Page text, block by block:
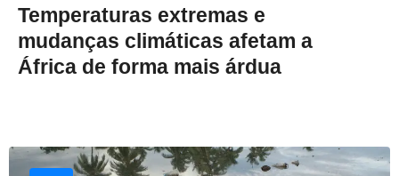
Temperaturas extremas e
mudanças climáticas afetam a
África de forma mais árdua